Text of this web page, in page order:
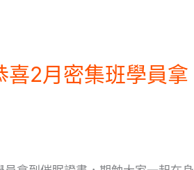
2月密集班學員拿